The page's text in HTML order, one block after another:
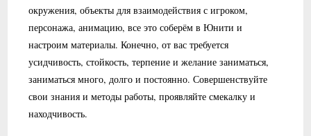
окружения, объекты для взаимодействия с игроком,
персонажа, анимацию, все это соберём в Юнити и
настроим материалы. Конечно, от вас требуется
усидчивость, стойкость, терпение и желание заниматься,
заниматься много, долго и постоянно. Совершенствуйте
свои знания и методы работы, проявляйте смекалку и
находчивость.